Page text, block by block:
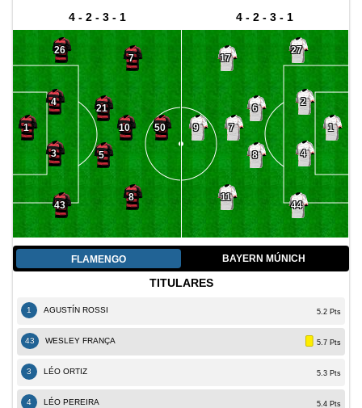
4 - 2 - 3 - 1
1
26
4
3
43
21
5
7
10
8
50
4 - 2 - 3 - 1
1
27
2
4
44
6
8
17
7
11
9
FLAMENGO BAYERN MÚNICH
TITULARES
1 AGUSTÍN ROSSI 5.2 Pts
43 WESLEY FRANÇA 5.7 Pts
3 LÉO ORTIZ 5.3 Pts
4 LÉO PEREIRA 5.4 Pts